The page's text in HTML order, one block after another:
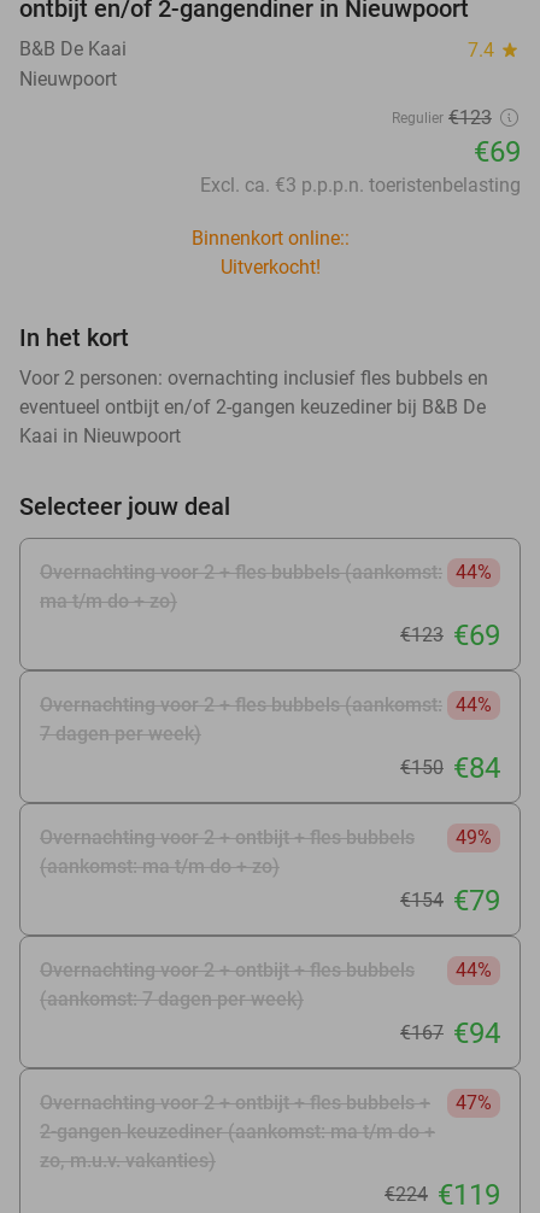
ontbijt en/of 2-gangendiner in Nieuwpoort
B&B De Kaai 7.4 star
Nieuwpoort
Regulier €123
€69
Excl. ca. €3 p.p.p.n. toeristenbelasting
Binnenkort online::
Uitverkocht!
In het kort
Voor 2 personen: overnachting inclusief fles bubbels en
eventueel ontbijt en/of 2-gangen keuzediner bij B&B De
Kaai in Nieuwpoort
Selecteer jouw deal
Overnachting voor 2 + fles bubbels (aankomst:
ma t/m do + zo)
44%
€123 €69
Overnachting voor 2 + fles bubbels (aankomst:
7 dagen per week)
44%
€150 €84
Overnachting voor 2 + ontbijt + fles bubbels
(aankomst: ma t/m do + zo)
49%
€154 €79
Overnachting voor 2 + ontbijt + fles bubbels
(aankomst: 7 dagen per week)
44%
€167 €94
Overnachting voor 2 + ontbijt + fles bubbels +
2-gangen keuzediner (aankomst: ma t/m do +
zo, m.u.v. vakanties)
47%
€224 €119